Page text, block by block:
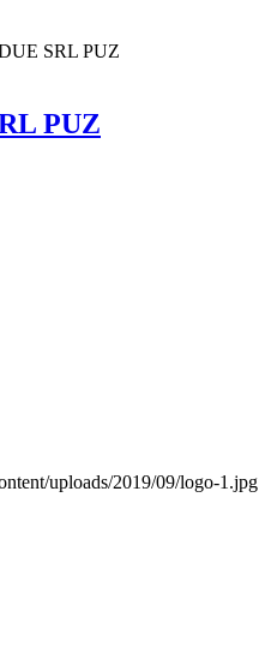
SRL PUZ
PUZ
uploads/2019/09/logo-1.jpg